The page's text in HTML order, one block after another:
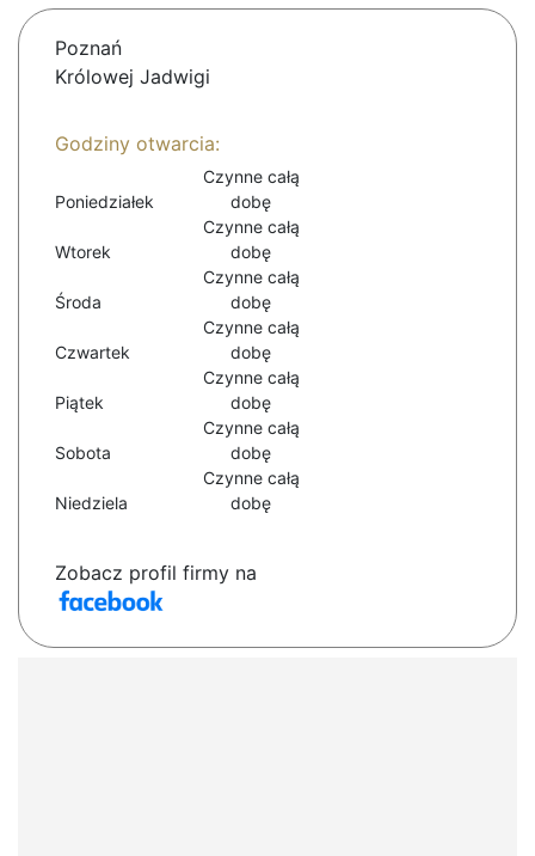
Poznań
Królowej Jadwigi
Godziny otwarcia:
Poniedziałek
Czynne całą
dobę
Wtorek
Czynne całą
dobę
Środa
Czynne całą
dobę
Czwartek
Czynne całą
dobę
Piątek
Czynne całą
dobę
Sobota
Czynne całą
dobę
Niedziela
Czynne całą
dobę
Zobacz profil firmy na